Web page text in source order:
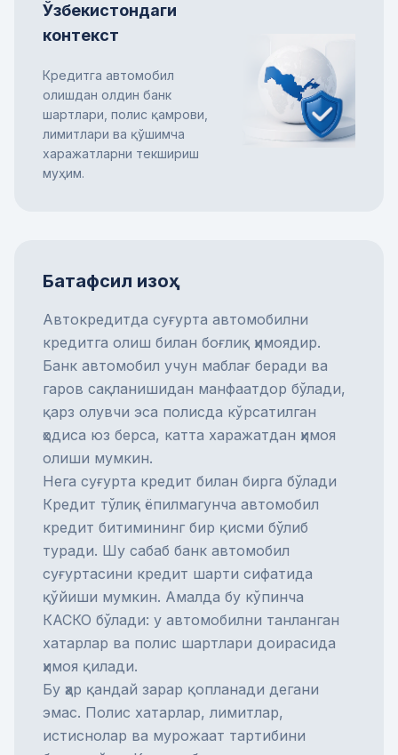
Ўзбекистондаги
контекст
Кредитга автомобил
олишдан олдин банк
шартлари, полис қамрови,
лимитлари ва қўшимча
харажатларни текшириш
муҳим.
Батафсил изоҳ
Автокредитда суғурта автомобилни
кредитга олиш билан боғлиқ ҳимоядир.
Банк автомобил учун маблағ беради ва
гаров сақланишидан манфаатдор бўлади,
қарз олувчи эса полисда кўрсатилган
ҳодиса юз берса, катта харажатдан ҳимоя
олиши мумкин.
Нега суғурта кредит билан бирга бўлади
Кредит тўлиқ ёпилмагунча автомобил
кредит битимининг бир қисми бўлиб
туради. Шу сабаб банк автомобил
суғуртасини кредит шарти сифатида
қўйиши мумкин. Амалда бу кўпинча
КАСКО бўлади: у автомобилни танланган
хатарлар ва полис шартлари доирасида
ҳимоя қилади.
Бу ҳар қандай зарар қопланади дегани
эмас. Полис хатарлар, лимитлар,
истиснолар ва мурожаат тартибини